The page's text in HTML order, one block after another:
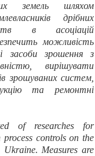
земель шляхом
дрібних
в асоціацій
можливість
засоби зрошення з
вирішувати
зрошуваних систем,
та ремонтні
of researches for
controls on the
Measures are